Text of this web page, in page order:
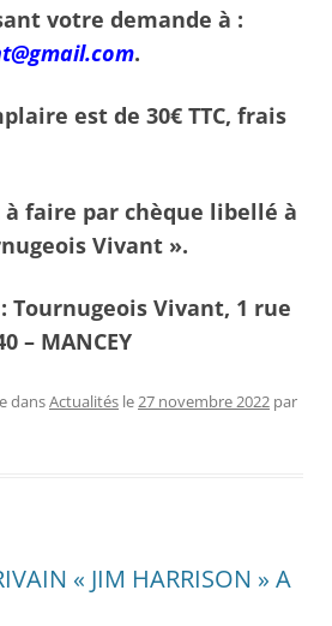
votre demande à :
.
est de 30€ TTC, frais
faire par chèque libellé à
Vivant ».
Tournugeois Vivant, 1 rue
– MANCEY
dansActualités le27 novembre 2022 par
« JIM HARRISON » A